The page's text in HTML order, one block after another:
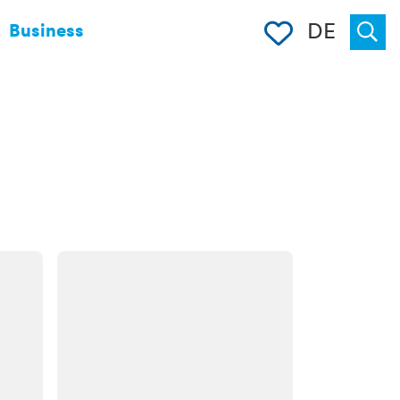
Business Merkliste
DE